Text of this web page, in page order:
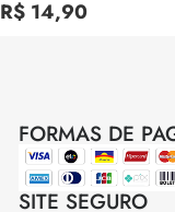
0
de
R$ 14,90
FORMAS DE
SITE SEGURO